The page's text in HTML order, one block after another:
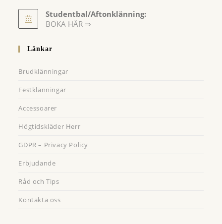
in
a
tab
Studentbal/Aftonklänning:
BOKA HÄR ⇒
Länkar
Brudklänningar
Festklänningar
Accessoarer
Högtidskläder Herr
GDPR – Privacy Policy
Erbjudande
Råd och Tips
Kontakta oss